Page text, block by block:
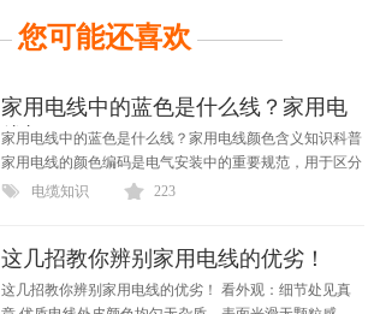
您可能还喜欢
家用电线中的蓝色是什么线？家用电
线颜
家用电线中的蓝色是什么线？家用电线颜色含义知识科普
家用电线的颜色编码是电气安装中的重要规范，用于区分
不...
电缆知识 223
这几招教你辨别家用电线的优劣！
这几招教你辨别家用电线的优劣！ 看外观：细节处见真